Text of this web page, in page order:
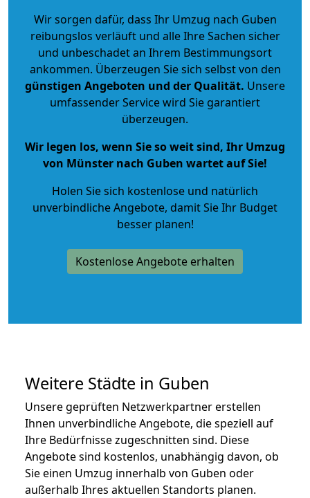
Wir sorgen dafür, dass Ihr Umzug nach Guben
reibungslos verläuft und alle Ihre Sachen sicher
und unbeschadet an Ihrem Bestimmungsort
ankommen. Überzeugen Sie sich selbst von den
günstigen Angeboten und der Qualität. Unsere
umfassender Service wird Sie garantiert
überzeugen.
Wir legen los, wenn Sie so weit sind, Ihr Umzug
von Münster nach Guben wartet auf Sie!
Holen Sie sich kostenlose und natürlich
unverbindliche Angebote, damit Sie Ihr Budget
besser planen!
Kostenlose Angebote erhalten
Weitere Städte in Guben
Unsere geprüften Netzwerkpartner erstellen
Ihnen unverbindliche Angebote, die speziell auf
Ihre Bedürfnisse zugeschnitten sind. Diese
Angebote sind kostenlos, unabhängig davon, ob
Sie einen Umzug innerhalb von Guben oder
außerhalb Ihres aktuellen Standorts planen.